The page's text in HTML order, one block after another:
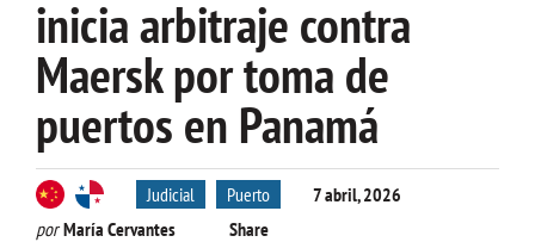
inicia arbitraje contra
Maersk por toma de
puertos en Panamá
Judicial Puerto
7 abril, 2026
porMaría Cervantes Share